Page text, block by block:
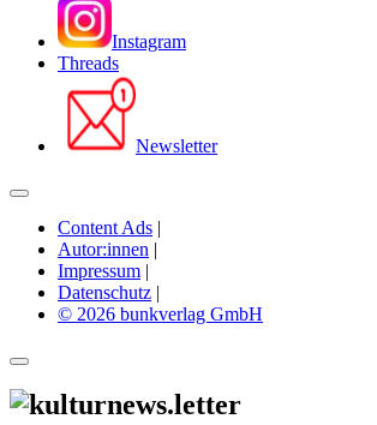
Instagram
Threads
Newsletter
Content Ads |
Autor:innen |
Impressum |
Datenschutz |
© 2026 bunkverlag GmbH